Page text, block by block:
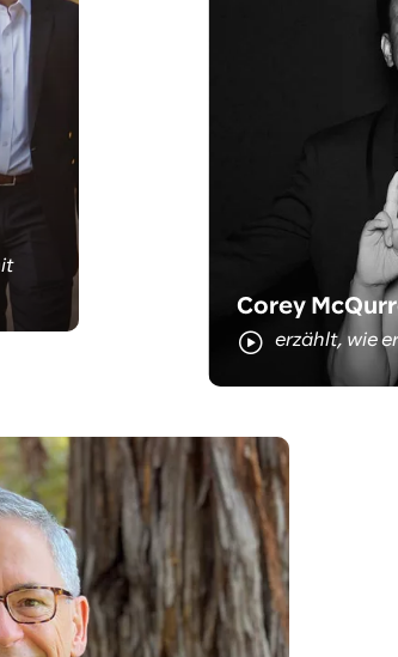
Corey
erzählt, wie